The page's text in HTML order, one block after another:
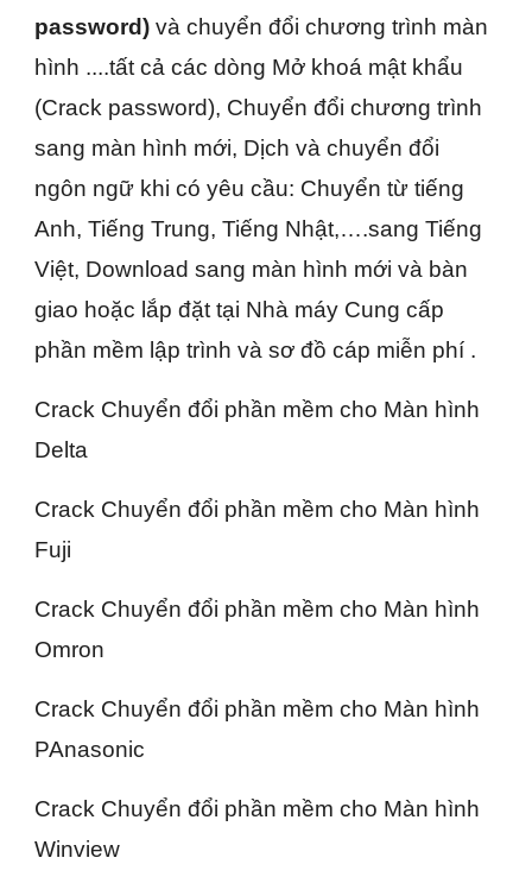
password) và chuyển đổi chương trình màn
hình ....tất cả các dòng Mở khoá mật khẩu
(Crack password), Chuyển đổi chương trình
sang màn hình mới, Dịch và chuyển đổi
ngôn ngữ khi có yêu cầu: Chuyển từ tiếng
Anh, Tiếng Trung, Tiếng Nhật,….sang Tiếng
Việt, Download sang màn hình mới và bàn
giao hoặc lắp đặt tại Nhà máy Cung cấp
phần mềm lập trình và sơ đồ cáp miễn phí .
Crack Chuyển đổi phần mềm cho Màn hình
Delta
Crack Chuyển đổi phần mềm cho Màn hình
Fuji
Crack Chuyển đổi phần mềm cho Màn hình
Omron
Crack Chuyển đổi phần mềm cho Màn hình
PAnasonic
Crack Chuyển đổi phần mềm cho Màn hình
Winview